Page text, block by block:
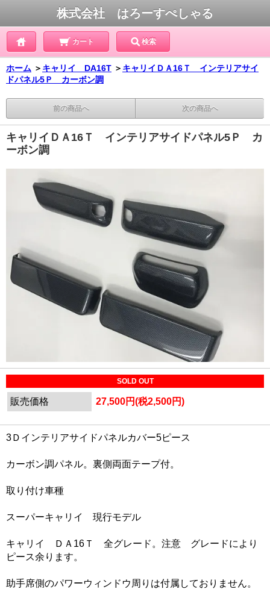
株式会社 はろーすぺしゃる
カート 検索
ホーム ＞ キャリイ DA16T ＞ キャリイＤＡ16Ｔ インテリアサイ
ドパネル5Ｐ カーボン調
前の商品へ 次の商品へ
キャリイＤＡ16Ｔ インテリアサイドパネル5Ｐ カ
ーボン調
SOLD OUT
販売価格 27,500円(税2,500円)
3Ｄインテリアサイドパネルカバー5ピース
カーボン調パネル。裏側両面テープ付。
取り付け車種
スーパーキャリイ 現行モデル
キャリイ ＤＡ16Ｔ 全グレード。注意 グレードにより
ピース余ります。
助手席側のパワーウィンドウ周りは付属しておりません。